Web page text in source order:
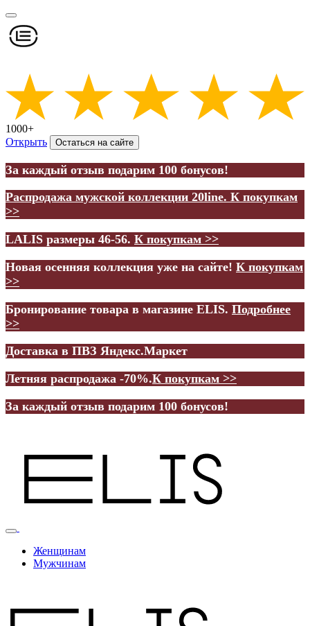
1000+
Открыть
Остаться на сайте
За каждый отзыв подарим 100 бонусов!
Распродажа мужской коллекции 20line. К покупкам
>>
LALIS размеры 46-56. К покупкам >>
Новая осенняя коллекция уже на сайте! К покупкам
>>
Бронирование товара в магазине ELIS. Подробнее
>>
Доставка в ПВЗ Яндекс.Маркет
Летняя распродажа -70%.К покупкам >>
За каждый отзыв подарим 100 бонусов!
Женщинам
Мужчинам